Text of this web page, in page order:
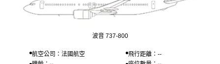
波音 737-800
航空公司：法國航空
飛行距離：--